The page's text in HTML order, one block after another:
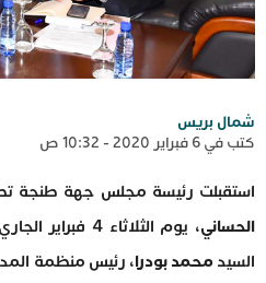
شمال بريس
كتب في 6 فبراير 2020 - 10:32 ص
استقبلت رئيسة مجلس جهة طنجة
الحساني
، يوم الثلاثاء
السيدمحمد بودرا، رئيس منظمة